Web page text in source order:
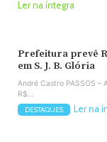
Ler na íntegra
Prefeitura prevê
em S. J. B. Glória
André Castro PASSOS –
R$...
DESTAQUES Ler na